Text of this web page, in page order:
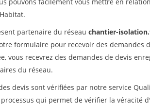
partenaire du réseau chantier-
formulaire pour recevoir des demandes
vous recevrez des demandes de devis
du réseau.
devis sont vérifiées par notre service
qui permet de vérifier la véracité